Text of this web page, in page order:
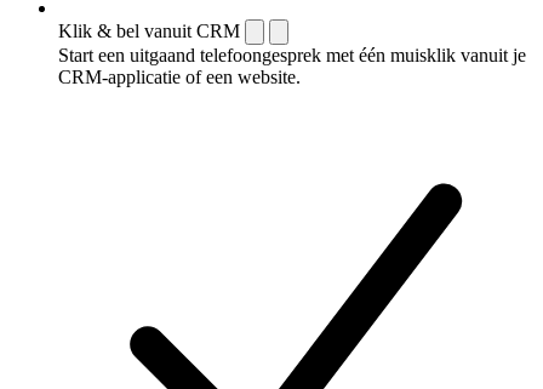
Klik & bel vanuit CRM
Start een uitgaand telefoongesprek met één muisklik vanuit je
CRM-applicatie of een website.